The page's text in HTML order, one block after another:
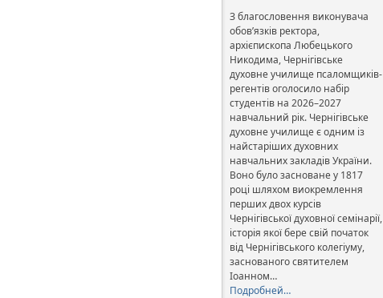
З благословення виконувача
обов’язків ректора,
архієпископа Любецького
Никодима, Чернігівське
духовне училище псаломщиків-
регентів оголосило набір
студентів на 2026–2027
навчальний рік. Чернігівське
духовне училище є одним із
найстаріших духовних
навчальних закладів України.
Воно було засноване у 1817
році шляхом виокремлення
перших двох курсів
Чернігівської духовної семінарії,
історія якої бере свій початок
від Чернігівського колегіуму,
заснованого святителем
Іоанном…
Подробней…